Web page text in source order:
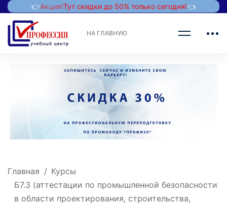
👉Акция!Тут скидки до 50% только сегодня!👈
НА ГЛАВНУЮ
Главная
Курсы
Б7.3 (аттестации по промышленной безопасности
в области проектирования, строительства,